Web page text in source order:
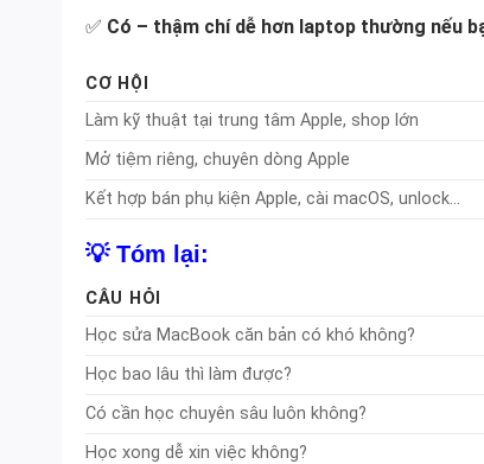
✅ Có – thậm chí dễ hơn laptop thường nếu
CƠ HỘI
Làm kỹ thuật tại trung tâm Apple, shop lớn
Mở tiệm riêng, chuyên dòng Apple
Kết hợp bán phụ kiện Apple, cài macOS, unlock…
💡 Tóm lại:
CÂU HỎI
Học sửa MacBook căn bản có khó không?
Học bao lâu thì làm được?
Có cần học chuyên sâu luôn không?
Học xong dễ xin việc không?